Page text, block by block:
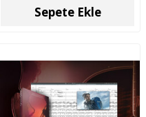
Sepete Ekle